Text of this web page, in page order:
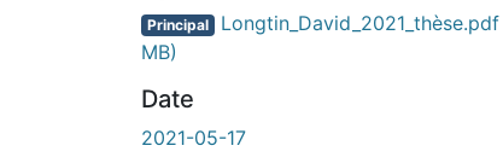
Principal Longtin_David_2021_thèse.pdf
MB)
Date
2021-05-17